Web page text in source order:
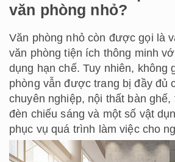
văn phòng nhỏ?
Văn phòng nhỏ còn được gọi là
văn phòng tiện ích thông minh
dụng hạn chế. Tuy nhiên, không
phòng vẫn được trang bị đầy đủ
chuyên nghiệp, nội thất bàn
đèn chiếu sáng và một số vật
phục vụ quá trình làm việc cho